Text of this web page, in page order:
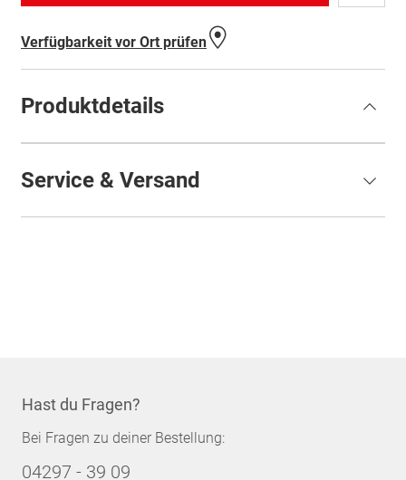
Verfügbarkeit vor Ort prüfen
Produktdetails
Service & Versand
Hast du Fragen?
Bei Fragen zu deiner Bestellung:
04297 - 39 09